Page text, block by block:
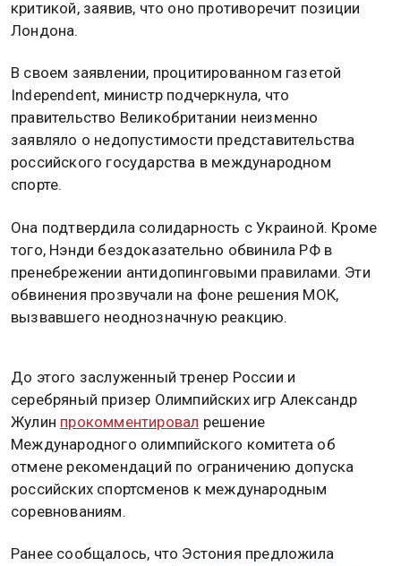
критикой, заявив, что оно противоречит позиции
Лондона.
В своем заявлении, процитированном газетой
Independent, министр подчеркнула, что
правительство Великобритании неизменно
заявляло о недопустимости представительства
российского государства в международном
спорте.
Она подтвердила солидарность с Украиной. Кроме
того, Нэнди бездоказательно обвинила РФ в
пренебрежении антидопинговыми правилами. Эти
обвинения прозвучали на фоне решения МОК,
вызвавшего неоднозначную реакцию.
До этого заслуженный тренер России и
серебряный призер Олимпийских игр Александр
Жулин прокомментировал решение
Международного олимпийского комитета об
отмене рекомендаций по ограничению допуска
российских спортсменов к международным
соревнованиям.
Ранее сообщалось, что Эстония предложила